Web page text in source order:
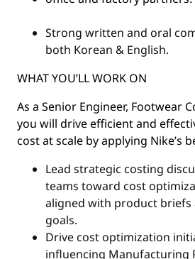
Strong written and oral
both Korean & English.
WHAT YOU’LL WORK ON
As a Senior Engineer, Footwear
you will drive efficient and
cost at scale by applying Nike’s
Lead strategic costing
teams toward cost
aligned with product
goals.
Drive cost optimization
influencing Manufacturing